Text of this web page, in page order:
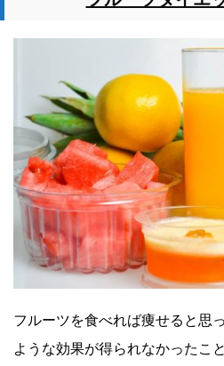
フルーツを食べれば痩せると思
ような効果が得られなかったこ